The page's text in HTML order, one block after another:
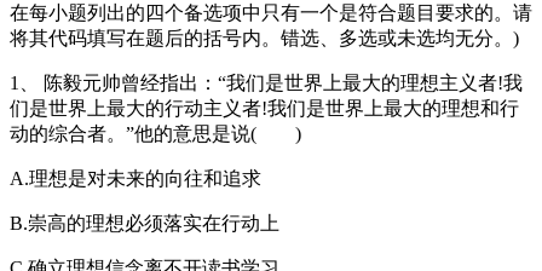
在每小题列出的四个备选项中只有一个是符合题目要求的。请
将其代码填写在题后的括号内。错选、多选或未选均无分。)
1、 陈毅元帅曾经指出：“我们是世界上最大的理想主义者!我
们是世界上最大的行动主义者!我们是世界上最大的理想和行
动的综合者。”他的意思是说( )
A.理想是对未来的向往和追求
B.崇高的理想必须落实在行动上